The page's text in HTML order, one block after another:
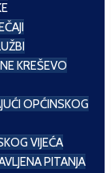
KREŠEVO
OPĆINSKOG
VIJEĆA
PITANJA